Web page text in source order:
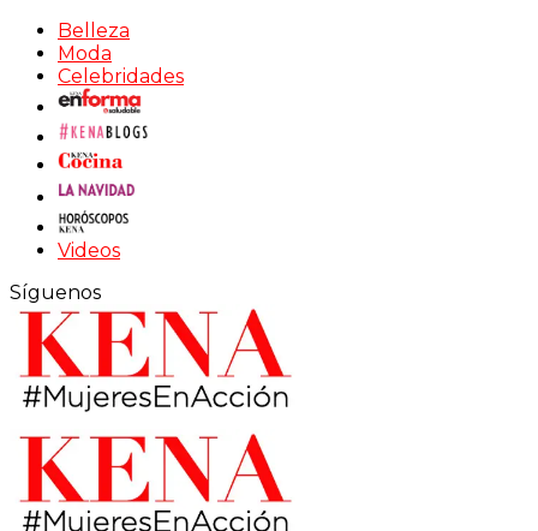
Belleza
Moda
Celebridades
Videos
Síguenos